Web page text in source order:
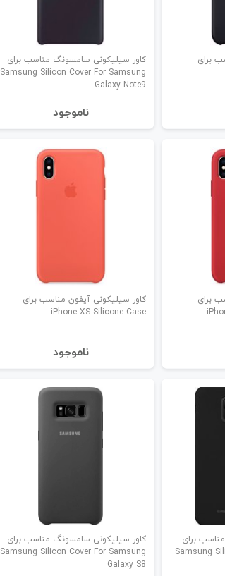
برای
کاور سیلیکونی سامسونگ مناسب برای
Samsung Silicon Cover For Samsung
Galaxy Note9
نا‌موجود
برای
کاور سیلیکونی آیفون مناسب برای
iPhone XS Silicone Case
نا‌موجود
برای
Samsung
کاور سیلیکونی سامسونگ مناسب برای
Samsung Silicon Cover For Samsung
Galaxy S8